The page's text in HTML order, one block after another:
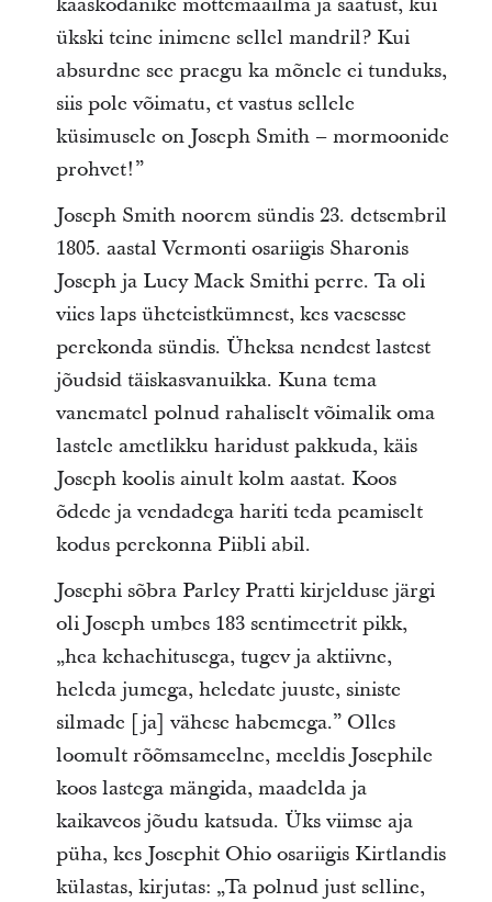
ükski teine inimene sellel mandril? Kui
absurdne see praegu ka mõnele ei tunduks,
siis pole võimatu, et vastus sellele
küsimusele on Joseph Smith – mormoonide
prohvet!”
Joseph Smith noorem sündis 23. detsembril
1805. aastal Vermonti osariigis Sharonis
Joseph ja Lucy Mack Smithi perre. Ta oli
viies laps üheteistkümnest, kes vaesesse
perekonda sündis. Üheksa nendest lastest
jõudsid täiskasvanuikka. Kuna tema
vanematel polnud rahaliselt võimalik oma
lastele ametlikku haridust pakkuda, käis
Joseph koolis ainult kolm aastat. Koos
õdede ja vendadega hariti teda peamiselt
kodus perekonna Piibli abil.
Josephi sõbra Parley Pratti kirjelduse järgi
oli Joseph umbes 183 sentimeetrit pikk,
„hea kehaehitusega, tugev ja aktiivne,
heleda jumega, heledate juuste, siniste
silmade [ja] vähese habemega.” Olles
loomult rõõmsameelne, meeldis Josephile
koos lastega mängida, maadelda ja
kaikaveos jõudu katsuda. Üks viimse aja
püha, kes Josephit Ohio osariigis Kirtlandis
külastas, kirjutas: „Ta polnud just selline,